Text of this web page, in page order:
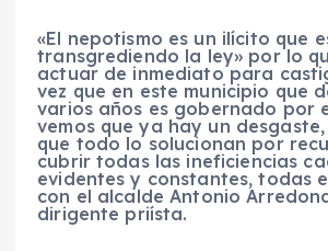
«El nepotismo es un ilícito que
transgrediendo la ley» por lo
actuar de inmediato para
vez que en este municipio que
varios años es gobernado por
vemos que ya hay un
que todo lo solucionan por
cubrir todas las ineficiencias
evidentes y constantes, todas
con el alcalde Antonio
dirigente priísta.